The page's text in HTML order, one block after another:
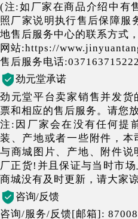
(注:如厂家在商品介绍中有
照厂家说明执行售后保障服
地售后服务中心的联系方式
网站:https://
售后服务电话:037163715222
劲元堂承诺
劲元堂平台卖家销售并发
票和相应的售后服务。请您
注:因厂家会在没有任何提
装、产地或者一些附件，
与商城图片、产地、附件
厂正货!并且保证与当时市
商城没有及时更新，请大家
咨询/反馈
咨询/服务/反馈[邮箱]: